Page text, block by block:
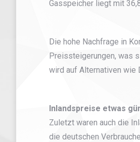
Gasspeicher liegt mit
Die hohe Nachfrage in
Preissteigerungen, was
wird auf Alternativen wie
Inlandspreise etwas
Zuletzt waren auch die
die deutschen